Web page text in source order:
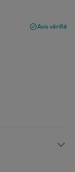
Avis vérifié